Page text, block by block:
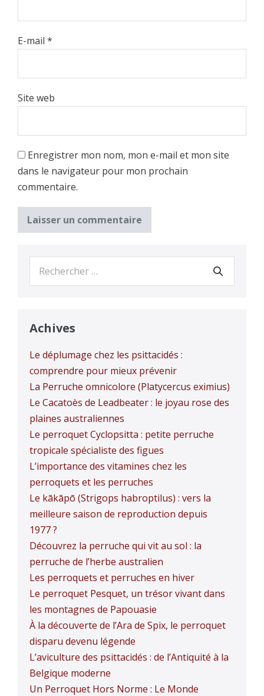
E-mail *
Site web
Enregistrer mon nom, mon e-mail et mon site
dans le navigateur pour mon prochain
commentaire.
pour :
Achives
Le déplumage chez les psittacidés :
comprendre pour mieux prévenir
La Perruche omnicolore (Platycercus eximius)
Le Cacatoès de Leadbeater : le joyau rose des
plaines australiennes
Le perroquet Cyclopsitta : petite perruche
tropicale spécialiste des figues
L’importance des vitamines chez les
perroquets et les perruches
Le kākāpō (Strigops habroptilus) : vers la
meilleure saison de reproduction depuis
1977 ?
Découvrez la perruche qui vit au sol : la
perruche de l’herbe australien
Les perroquets et perruches en hiver
Le perroquet Pesquet, un trésor vivant dans
les montagnes de Papouasie
À la découverte de l’Ara de Spix, le perroquet
disparu devenu légende
L’aviculture des psittacidés : de l’Antiquité à la
Belgique moderne
Un Perroquet Hors Norme : Le Monde